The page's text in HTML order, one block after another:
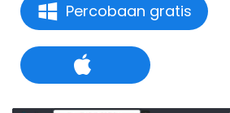
Percobaan gratis